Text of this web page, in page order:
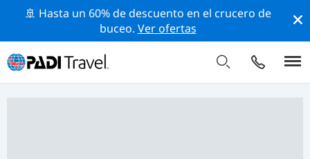
🚢 Hasta un 60% de descuento en el crucero de
buceo. Ver ofertas